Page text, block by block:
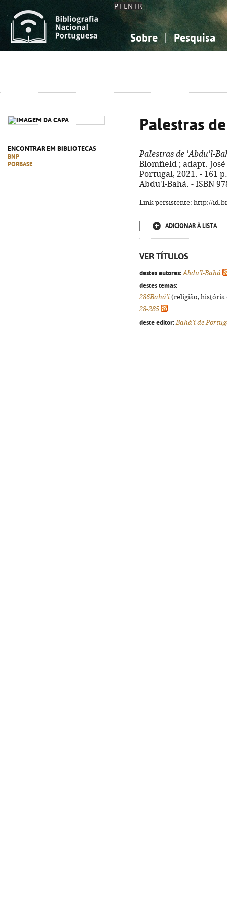
PT EN FR
Sobre Pesquisa
ENCONTRAR EM BIBLIOTECAS
BNP
PORBASE
Palestras
Palestras de 'Abdu'l-
Blomfield ; adapt.
Portugal, 2021. - 161
Abdu'l-Bahá. - ISBN
Link persistente: http://
ADICIONAR À LISTA
VER TÍTULOS
destes autores: Abdu'l-Bahá
destes temas:
286Bahá'i (religião, história
28-285
deste editor: Bahá'í de